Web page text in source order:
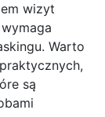
wizyt
Warto
są